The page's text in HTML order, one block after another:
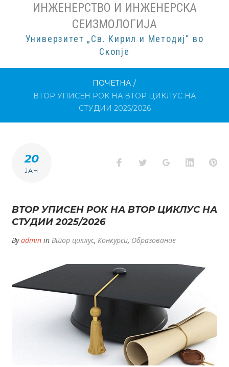
ИНЖЕНЕРСТВО И ИНЖЕНЕРСКА
СЕИЗМОЛОГИЈА
Универзитет „Св. Кирил и Методиј“ во
Скопје
ПОЧЕТНА /
ВТОР УПИСЕН РОК НА ВТОР ЦИКЛУС НА
СТУДИИ 2025/2026
20
ЈАН
Facebook
Twitter Google+LinkedIn
ВТОР УПИСЕН РОК НА ВТОР ЦИКЛУС НА
СТУДИИ 2025/2026
Byadmin in Втор циклус, Конкурси, Образование